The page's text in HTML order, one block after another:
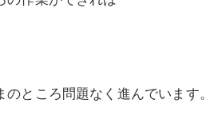
ところ問題なく進んでいます。